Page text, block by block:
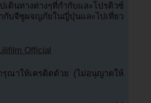
ดินทางต่างๆที่กำกับและโปรดิวซ์
กับจีซูผจญภัยในญี่ปุ่นและไปเที่ยว
Official
ณาให้เครดิตด้วย (ไม่อนุญาตให้